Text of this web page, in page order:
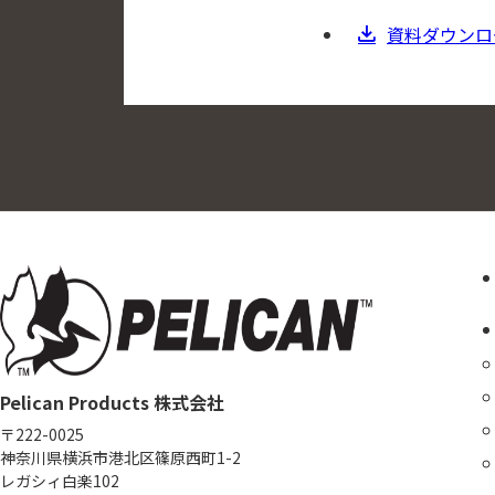
資料ダウン
Pelican Products 株式会社
〒222-0025
神奈川県横浜市港北区篠原西町1-2
レガシィ白楽102